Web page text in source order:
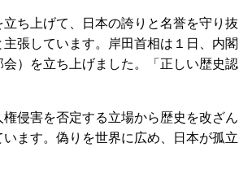
ち上げて、日本の誇りと名誉を守り抜
張しています。岸田首相は１日、内閣
）を立ち上げました。「正しい歴史認
侵害を否定する立場から歴史を改ざん
ます。偽りを世界に広め、日本が孤立